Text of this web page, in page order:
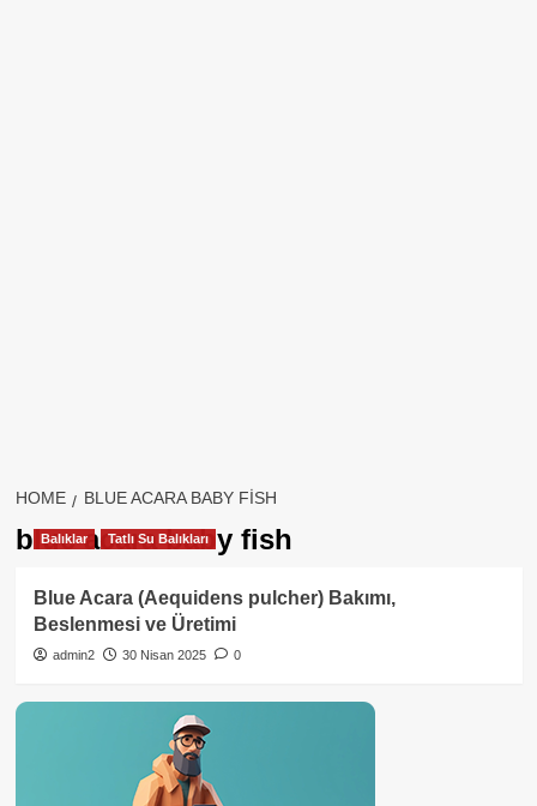
HOME BLUE ACARA BABY FISH
blue acara baby fish
Balıklar Tatlı Su Balıkları
Blue Acara (Aequidens pulcher) Bakımı,
Beslenmesi ve Üretimi
admin2 30 Nisan 2025 0